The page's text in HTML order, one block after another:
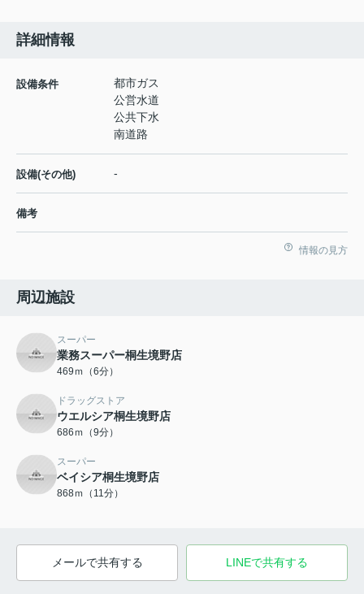
詳細情報
設備条件
都市ガス
公営水道
公共下水
南道路
設備(その他) -
備考
情報の見方
周辺施設
スーパー
業務スーパー桐生境野店
469ｍ（6分）
ドラッグストア
ウエルシア桐生境野店
686ｍ（9分）
スーパー
ベイシア桐生境野店
868ｍ（11分）
メールで共有する LINEで共有する